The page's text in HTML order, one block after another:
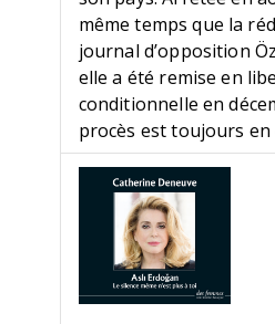
même temps que la
journal d’opposition
elle a été remise en
conditionnelle en
procès est toujours en